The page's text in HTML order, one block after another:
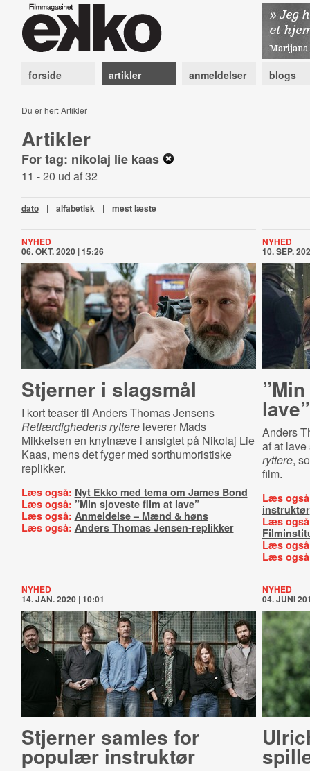
forside artikler anmeldelser blogs
Du er her:Artikler
Artikler
For tag: nikolaj lie kaas
11 - 20 ud af 32
dato | alfabetisk | mest læste
NYHED
06. OKT. 2020 | 15:26
Stjerner i slagsmål
I kort teaser til Anders Thomas Jensens
Retfærdighedens ryttereleverer Mads
Mikkelsen en knytnæve i ansigtet på Nikolaj Lie
Kaas, mens det fyger med sorthumoristiske
replikker.
Læs også: Nyt Ekko med tema om James Bond
Læs også: ”Min sjoveste film at lave”
Læs også: Anmeldelse – Mænd & høns
Læs også: Anders Thomas Jensen-replikker
NYHED
10. SEP.
lave”
Anders
af at
ryttere,
film.
Læs
instruktør
Læs
Læs
Læs
NYHED
14. JAN. 2020 | 10:01
Stjerner samles for
populær instruktør
NYHED
04. JUNI